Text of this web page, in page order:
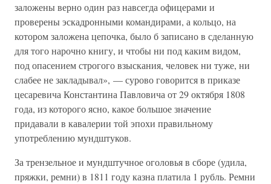
заложены верно один раз навсегда офицерами и
проверены эскадронными командирами, а кольцо, на
котором заложена цепочка, было б записано в сделанную
для того нарочно книгу, и чтобы ни под каким видом,
под опасением строгого взыскания, человек ни туже, ни
слабее не закладывал», — сурово говорится в приказе
цесаревича Константина Павловича от 29 октября 1808
года, из которого ясно, какое большое значение
придавали в кавалерии той эпохи правильному
употреблению мундштуков.
За трензельное и мундштучное оголовья в сборе (удила,
пряжки, ремни) в 1811 году казна платила 1 рубль. Ремни